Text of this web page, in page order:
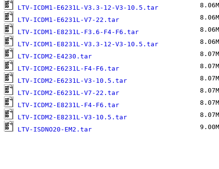
LTV-ICDM1-E6231L-V3.3-12-V3-10.5.tar
LTV-ICDM1-E6231L-V7-22.tar
LTV-ICDM1-E8231L-F3.6-F4-F6.tar
LTV-ICDM1-E8231L-V3.3-12-V3-10.5.tar
LTV-ICDM2-E4230.tar
LTV-ICDM2-E6231L-F4-F6.tar
LTV-ICDM2-E6231L-V3-10.5.tar
LTV-ICDM2-E6231L-V7-22.tar
LTV-ICDM2-E8231L-F4-F6.tar
LTV-ICDM2-E8231L-V3-10.5.tar
LTV-ISDNO20-EM2.tar